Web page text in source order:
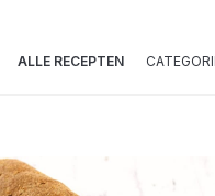
ALLE RECEPTEN